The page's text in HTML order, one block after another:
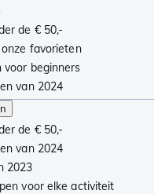
de € 50,-
favorieten
voor beginners
van 2024
de € 50,-
van 2024
2023
voor elke activiteit